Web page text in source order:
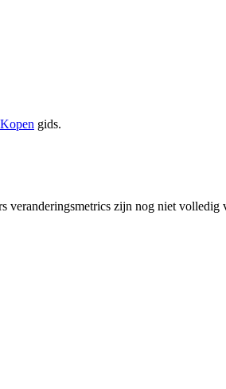
gids.
zijn nog niet